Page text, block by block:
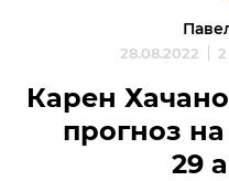
28.08.2022
Карен
прогноз
29